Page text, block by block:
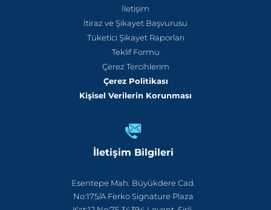
İletişim
İtiraz ve Şikayet Başvurusu
Tüketici Şikayet Raporları
Teklif Formu
Çerez Tercihlerim
Çerez Politikası
Kişisel Verilerin Korunması
İletişim Bilgileri
Esentepe Mah. Büyükdere Cad.
No:175/A Ferko Signature Plaza